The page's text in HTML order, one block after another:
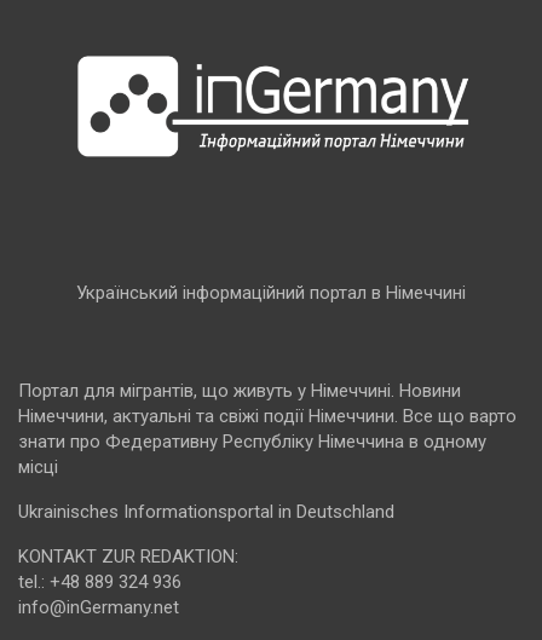
Український інформаційний портал в Німеччині
Портал для мігрантів, що живуть у Німеччині. Новини
Німеччини, актуальні та свіжі події Німеччини. Все що варто
знати про Федеративну Республіку Німеччина в одному
місці
Ukrainisches Informationsportal in Deutschland
KONTAKT ZUR REDAKTION:
tel.: +48 889 324 936
info@inGermany.net